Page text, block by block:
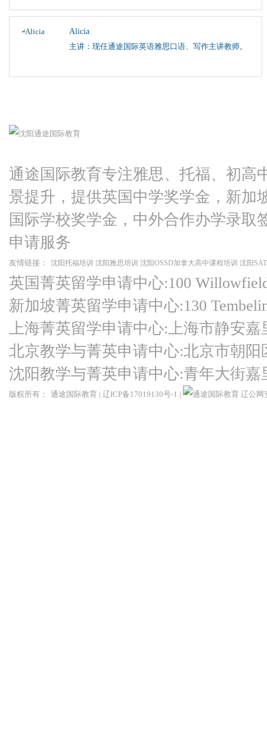
Alicia
主讲：现任通途国际英语雅思口语、写作主讲教师。
通途国际教育专注雅思、托福、初高
景提升，提供英国中学奖学金，新加
国际学校奖学金，中外合作办学录取
申请服务
友情链接： 沈阳托福培训 沈阳雅思培训 沈阳OSSD加拿大高中课程培训 沈阳
英国菁英留学申请中心:100
新加坡菁英留学申请中心:130
上海菁英留学申请中心:上海市静安嘉
北京教学与菁英申请中心:北京市朝
沈阳教学与菁英申请中心:青年大街
版权所有： 通途国际教育 | 辽ICP备17019130号-1 | 辽公网